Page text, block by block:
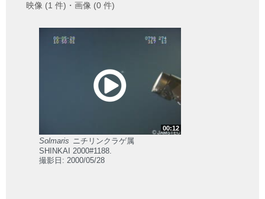
映像 (1 件)・画像 (0 件)
00:12
Solmaris ニチリンクラゲ属
SHINKAI 2000#1188.
撮影日: 2000/05/28